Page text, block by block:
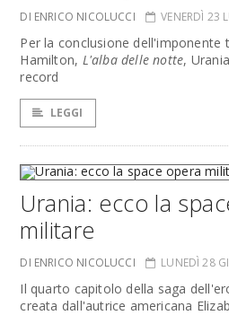
DI ENRICO NICOLUCCI VENERDÌ 23
Per la conclusione dell'imponente
Hamilton, L'alba delle notte,
record
LEGGI
Urania: ecco la
militare
DI ENRICO NICOLUCCI LUNEDÌ 28
Il quarto capitolo della saga
creata dall'autrice americana